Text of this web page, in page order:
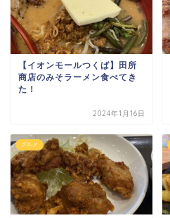
【イオンモールつくば】田所
商店のみそラーメン食べてき
た！
2024年1月16日
グルメ